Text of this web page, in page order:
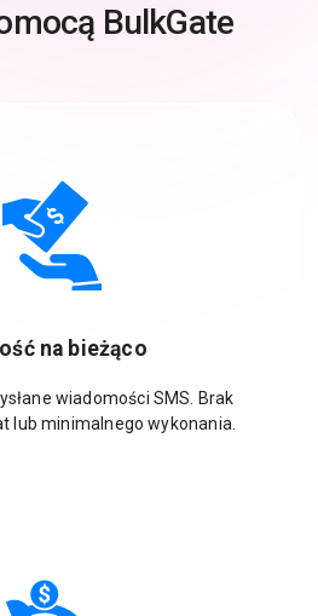
BulkGate
na bieżąco
wiadomości SMS. Brak
lub minimalnego wykonania.